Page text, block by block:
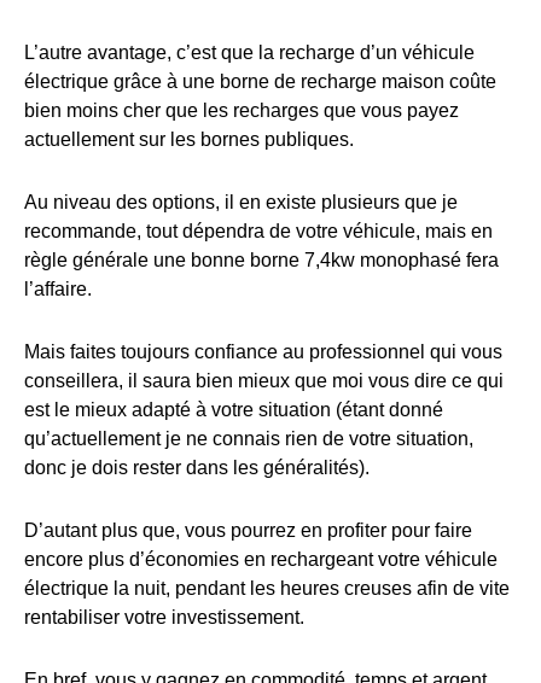
L’autre avantage, c’est que la recharge d’un véhicule
électrique grâce à une borne de recharge maison coûte
bien moins cher que les recharges que vous payez
actuellement sur les bornes publiques.
Au niveau des options, il en existe plusieurs que je
recommande, tout dépendra de votre véhicule, mais en
règle générale une bonne borne 7,4kw monophasé fera
l’affaire.
Mais faites toujours confiance au professionnel qui vous
conseillera, il saura bien mieux que moi vous dire ce qui
est le mieux adapté à votre situation (étant donné
qu’actuellement je ne connais rien de votre situation,
donc je dois rester dans les généralités).
D’autant plus que, vous pourrez en profiter pour faire
encore plus d’économies en rechargeant votre véhicule
électrique la nuit, pendant les heures creuses afin de vite
rentabiliser votre investissement.